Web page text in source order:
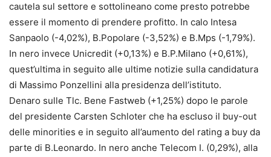
cautela sul settore e sottolineano come presto potrebbe
essere il momento di prendere profitto. In calo Intesa
Sanpaolo (-4,02%), B.Popolare (-3,52%) e B.Mps (-1,79%).
In nero invece Unicredit (+0,13%) e B.P.Milano (+0,61%),
quest’ultima in seguito alle ultime notizie sulla candidatura
di Massimo Ponzellini alla presidenza dell’istituto.
Denaro sulle Tlc. Bene Fastweb (+1,25%) dopo le parole
del presidente Carsten Schloter che ha escluso il buy-out
delle minorities e in seguito all’aumento del rating a buy da
parte di B.Leonardo. In nero anche Telecom I. (0,29%), alla